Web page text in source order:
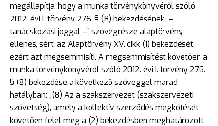
megállapítja, hogy a munka törvénykönyvéről szóló
2012. évi I. törvény 276. § (8) bekezdésének „–
tanácskozási joggal –” szövegrésze alaptörvény
ellenes, sérti az Alaptörvény XV. cikk (1) bekezdését,
ezért azt megsemmisíti. A megsemmisítést követően a
munka törvénykönyvéről szóló 2012. évi I. törvény 276.
§ (8) bekezdése a következő szöveggel marad
hatályban: „(8) Az a szakszervezet (szakszervezeti
szövetség), amely a kollektív szerződés megkötését
követően felel meg a (2) bekezdésben meghatározott